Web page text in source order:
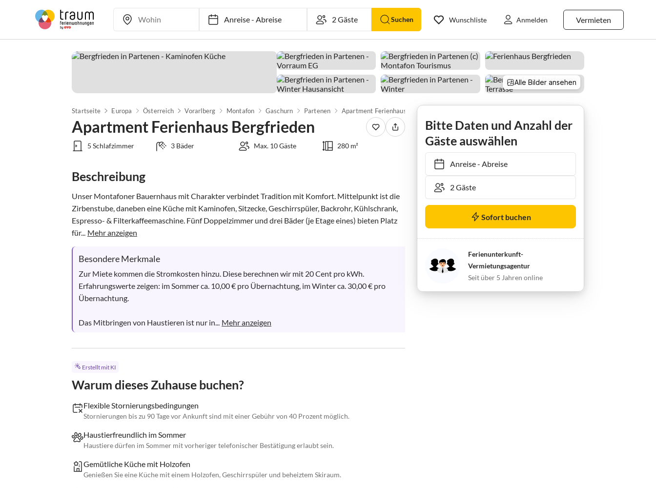
Anreise-Abreise Suchen Vermieten
Wunschliste Anmelden
Alle Bilder ansehen
Startseite Europa Österreich Vorarlberg Montafon Gaschurn Partenen
Apartment Ferienhaus Bergfrieden
5 Schlafzimmer 3 Bäder Max. 10 Gäste 280 m²
Beschreibung
Unser Montafoner Bauernhaus mit Charakter verbindet Tradition mit Komfort. Mittelpunkt ist die
Zirbenstube, daneben eine Küche mit Kaminofen, Sitzecke, Geschirrspüler, Backrohr, Kühlschrank,
Espresso- & Filterkaffeemaschine. Fünf Doppelzimmer und drei Bäder (je Etage eines) bieten Platz
für... Mehr anzeigen
Besondere Merkmale
Zur Miete kommen die Stromkosten hinzu. Diese berechnen wir mit 20 Cent pro kWh.
Erfahrungswerte zeigen: im Sommer ca. 10,00 € pro Übernachtung, im Winter ca. 30,00 € pro
Übernachtung.
Das Mitbringen von Haustieren ist nur in... Mehr anzeigen
Erstellt mit KI
Warum dieses Zuhause buchen?
Flexible Stornierungsbedingungen
Stornierungen bis zu 90 Tage vor Ankunft sind mit einer Gebühr von 40 Prozent möglich.
Haustierfreundlich im Sommer
Haustiere dürfen im Sommer mit vorheriger telefonischer Bestätigung erlaubt sein.
Gemütliche Küche mit Holzofen
Genießen Sie eine Küche mit einem Holzofen, Geschirrspüler und beheiztem Skiraum.
Bitte Daten und Anzahl der
Gäste auswählen
Anreise- Abreise
Sofort buchen
Ferienunterkunft-
Vermietungsagentur
Seit über 5 Jahren online